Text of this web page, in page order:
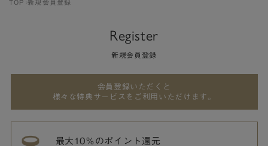
TOP 新規会員登録
Register
新規会員登録
会員登録いただくと
様々な特典サービスをご利用いただけます。
最大10％のポイント還元